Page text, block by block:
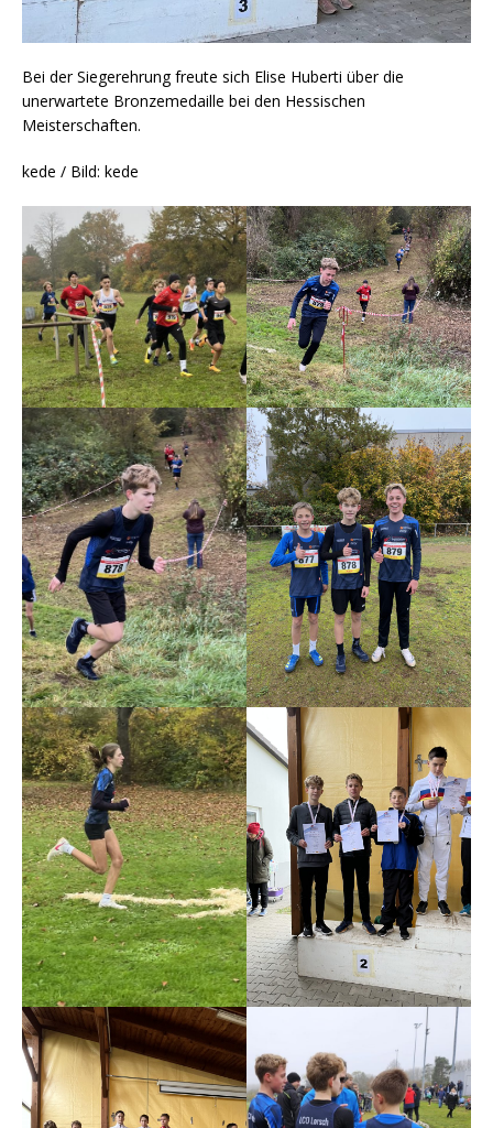
Bei der Siegerehrung freute sich Elise Huberti über die
unerwartete Bronzemedaille bei den Hessischen
Meisterschaften.
kede / Bild: kede